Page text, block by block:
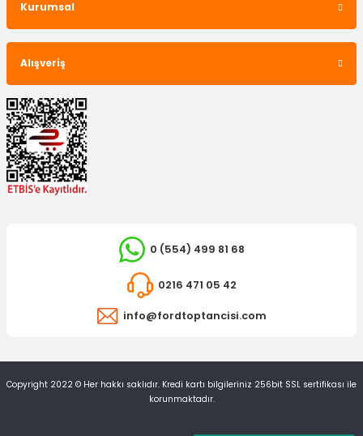
Ön Alt Tabla (Salıncak) Transit V184 V347 Sağ
TÜKENDİ
Kurumsal
Alışveriş
0 (554) 499 81 68
0216 471 05 42
info@fordtoptancisi.com
Copyright 2022 © Her hakkı saklıdır. Kredi kartı bilgileriniz 256bit SSL sertifikası ile
korunmaktadır.